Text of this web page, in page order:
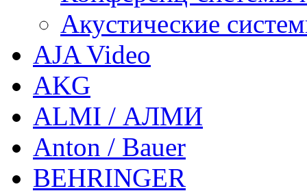
Акустические
AJA Video
AKG
ALMI / АЛМИ
Anton / Bauer
BEHRINGER